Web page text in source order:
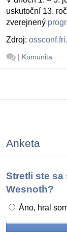
uskutoční 13.
zverejnený
Zdroj:
| Komunita
Anketa
Stretli ste
Wesnoth?
Áno, hral